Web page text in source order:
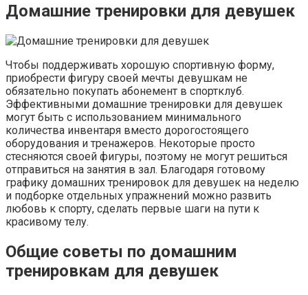
Домашние тренировки для девушек
Чтобы поддерживать хорошую спортивную форму,
приобрести фигуру своей мечты девушкам не
обязательно покупать абонемент в спортклуб.
Эффективными домашние тренировки для девушек
могут быть с использованием минимального
количества инвентаря вместо дорогостоящего
оборудования и тренажеров. Некоторые просто
стесняются своей фигуры, поэтому не могут решиться
отправиться на занятия в зал. Благодаря готовому
графику домашних тренировок для девушек на неделю
и подборке отдельных упражнений можно развить
любовь к спорту, сделать первые шаги на пути к
красивому телу.
Общие советы по домашним
тренировкам для девушек